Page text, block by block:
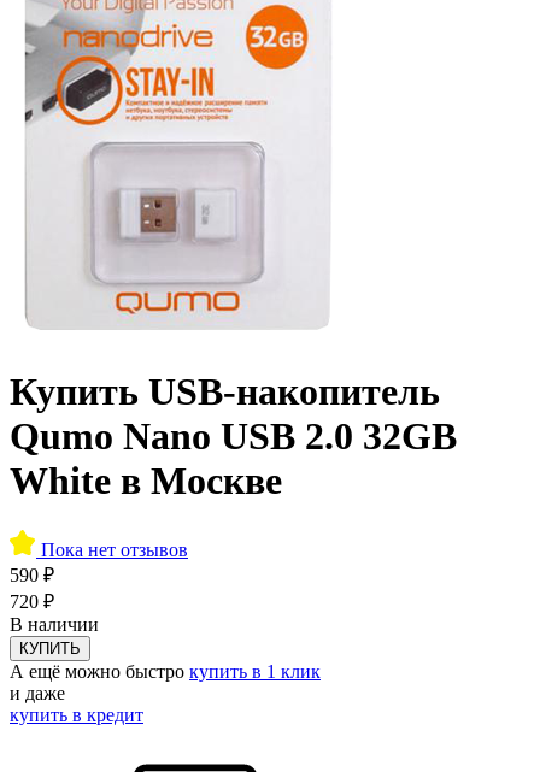
Купить USB-накопитель
Qumo Nano USB 2.0 32GB
White в Москве
Пока нет отзывов
590 ₽
720 ₽
В наличии
КУПИТЬ
А ещё можно быстро купить в 1 клик
и даже
купить в кредит